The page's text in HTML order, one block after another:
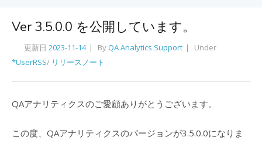
Ver 3.5.0.0 を公開しています。
更新日 2023-11-14 ByQA Analytics Support
Under
*UserRSS/ リリースノート
QAアナリティクスのご愛顧ありがとうございます。
この度、QAアナリティクスのバージョンが3.5.0.0になりま